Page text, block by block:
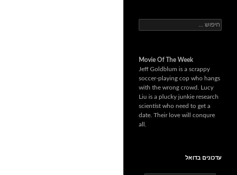
ח
י
Movie Of The Week
Jeff Goldblum is a scrappy
soccer-playing cop who hangs
with the wrong crowd. Lucy
Liu is a plucky junkie research
scientist who need to get a
date. Their love will conqure
all.
עדכונים בדואל